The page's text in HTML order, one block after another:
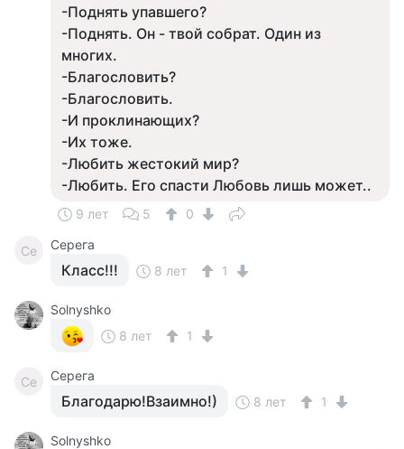
-Поднять упавшего?
-Поднять. Он - твой собрат. Один из
многих.
-Благословить?
-Благословить.
-И проклинающих?
-Их тоже.
-Любить жестокий мир?
-Любить. Его спасти Любовь лишь может..
9 лет 5 0
Се Серега
Класс!!! 8 лет 1
Solnyshko
8 лет
1
Се Серега
Благодарю!Взаимно!) 8 лет 1
Solnyshko